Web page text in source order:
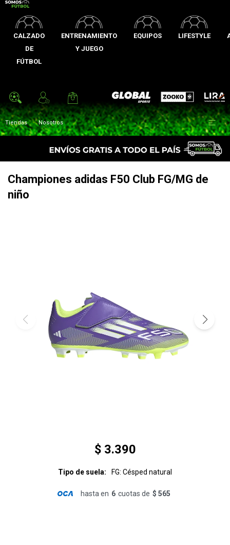
CALZADO
DE
FÚTBOL
ENTRENAMIENTO
Y JUEGO
EQUIPOS LIFESTYLE
Global Sports Zooko Lira
Tiendas Nosotros 
Championes adidas F50 Club FG/MG de
niño
$ 3.390
Tipo de suela FG: Césped natural
hasta en 6 cuotas de $ 565